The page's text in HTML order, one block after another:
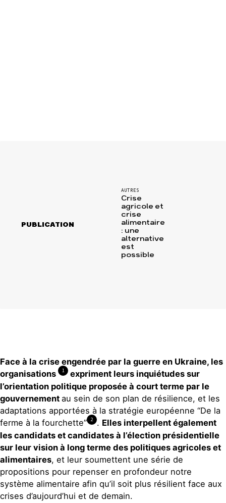
PUBLICATION
AUTRES
Crise
agricole et
crise
alimentaire
: une
alternative
est
possible
Face à la crise engendrée par la guerre en Ukraine, les
organisations
1
expriment leurs inquiétudes sur
l’orientation politique proposée à court terme par le
gouvernement au sein de son plan de résilience, et les
adaptations apportées à la stratégie européenne “De la
ferme à la fourchette”
2 . Elles interpellent également
les candidats et candidates à l’élection présidentielle
sur leur vision à long terme des politiques agricoles et
alimentaires, et leur soumettent une série de
propositions pour repenser en profondeur notre
système alimentaire afin qu’il soit plus résilient face aux
crises d’aujourd’hui et de demain.